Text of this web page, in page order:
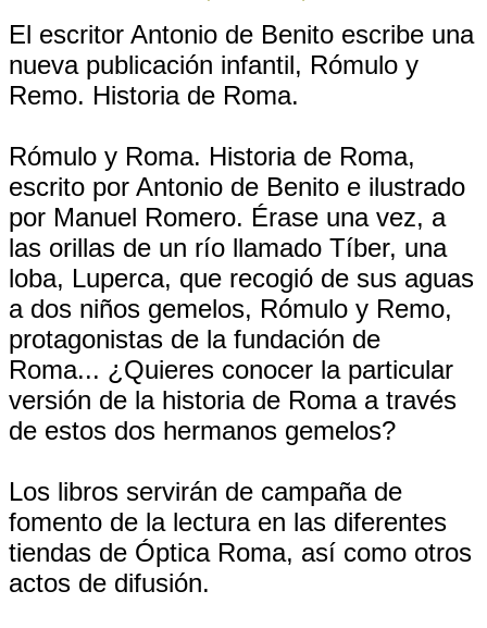
El escritor Antonio de Benito escribe una
nueva publicación infantil, Rómulo y
Remo. Historia de Roma.
Rómulo y Roma. Historia de Roma,
escrito por Antonio de Benito e ilustrado
por Manuel Romero. Érase una vez, a
las orillas de un río llamado Tíber, una
loba, Luperca, que recogió de sus aguas
a dos niños gemelos, Rómulo y Remo,
protagonistas de la fundación de
Roma... ¿Quieres conocer la particular
versión de la historia de Roma a través
de estos dos hermanos gemelos?
Los libros servirán de campaña de
fomento de la lectura en las diferentes
tiendas de Óptica Roma, así como otros
actos de difusión.